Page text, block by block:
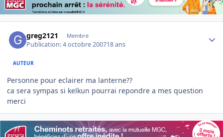
greg2121 Membre
Publication:4 octobre 200718 ans
AUTEUR
Personne pour eclairer ma lanterne??
ca sera sympas si kelkun pourrai repondre a mes question
merci